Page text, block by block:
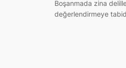
Boşanmada zina
değerlendirmeye